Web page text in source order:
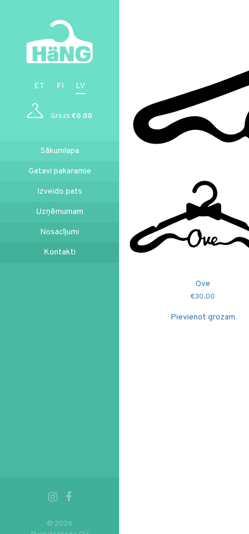
ET FI LV
Grozs€0.00
Sākumlapa
Gatavi pakaramie
Izveido pats
Uzņēmumam
Nosacījumi
Kontakti
© 2026
Ove
€30.00
Pievienot grozam